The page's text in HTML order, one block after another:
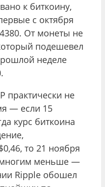
к биткоину,
с октября
От монеты не
подешевел
неделе
практически не
— если 15
курс биткоина
то 21 ноября
меньше —
Ripple обошел